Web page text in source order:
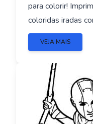
para colorir!
coloridas iradas
VEJA MAIS